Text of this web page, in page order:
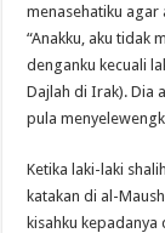
menasehatiku agar
“Anakku, aku tidak
denganku kecuali
Dajlah di Irak). Dia
pula
Ketika laki-laki
katakan di al-
kisahku kepadanya